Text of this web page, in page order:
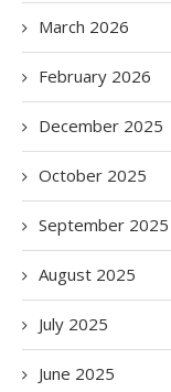
March 2026
February 2026
December 2025
October 2025
September 2025
August 2025
July 2025
June 2025